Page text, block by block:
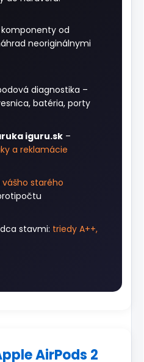
komponenty od
neoriginálnymi
diagnostika –
batéria, porty
iguru.sk –
a reklamácie
starého
stavmi: triedy A++,
AirPods 2